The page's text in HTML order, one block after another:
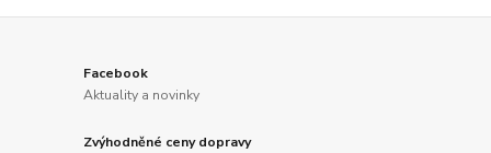
Facebook
Aktuality a novinky
Zvýhodněné ceny dopravy